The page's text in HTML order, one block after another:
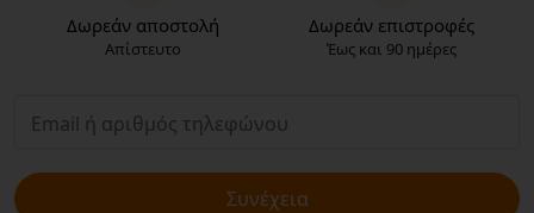
Δωρεάν αποστολή
Απίστευτο
Δωρεάν επιστροφές
Έως και 90 ημέρες
Συνέχεια